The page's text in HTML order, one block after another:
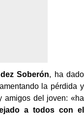
Soberón, ha dado
la pérdida y
amigos del joven: «ha
a todos con el